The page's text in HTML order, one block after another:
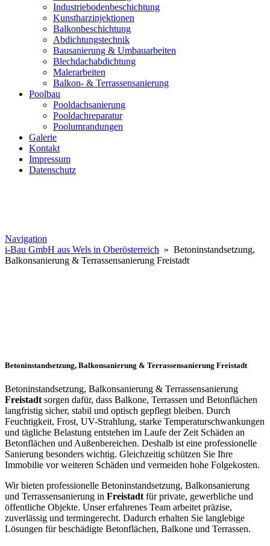
Industriebodenbeschichtung
Kunstharzinjektionen
Balkonbeschichtung
Abdichtungstechnik
Bausanierung & Umbauarbeiten
Blechdachabdichtung
Malerarbeiten
Balkon- & Terrassensanierung
Poolbau
Pooldachsanierung
Pooldachreparatur
Poolumrandungen
Galerie
Kontakt
Impressum
Datenschutz
Navigation
i-Bau GmbH aus Wels in Oberösterreich » Betoninstandsetzung,
Balkonsanierung & Terrassensanierung Freistadt
Betoninstandsetzung, Balkonsanierung & Terrassensanierung Freistadt
Betoninstandsetzung, Balkonsanierung & Terrassensanierung
Freistadt sorgen dafür, dass Balkone, Terrassen und Betonflächen
langfristig sicher, stabil und optisch gepflegt bleiben. Durch
Feuchtigkeit, Frost, UV-Strahlung, starke Temperaturschwankungen
und tägliche Belastung entstehen im Laufe der Zeit Schäden an
Betonflächen und Außenbereichen. Deshalb ist eine professionelle
Sanierung besonders wichtig. Gleichzeitig schützen Sie Ihre
Immobilie vor weiteren Schäden und vermeiden hohe Folgekosten.
Wir bieten professionelle Betoninstandsetzung, Balkonsanierung
und Terrassensanierung in Freistadt für private, gewerbliche und
öffentliche Objekte. Unser erfahrenes Team arbeitet präzise,
zuverlässig und termingerecht. Dadurch erhalten Sie langlebige
Lösungen für beschädigte Betonflächen, Balkone und Terrassen.